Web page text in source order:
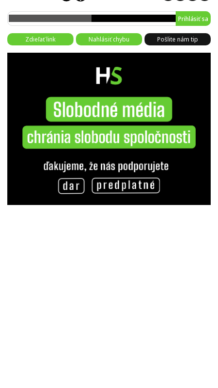
Prihlásiť sa
Zdieľať link Nahlásiť chybu Pošlite nám tip